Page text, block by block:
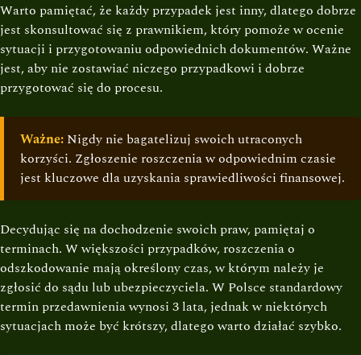
Warto pamiętać, że każdy przypadek jest inny, dlatego dobrze
jest skonsultować się z prawnikiem, który pomoże w ocenie
sytuacji i przygotowaniu odpowiednich dokumentów. Ważne
jest, aby nie zostawiać niczego przypadkowi i dobrze
przygotować się do procesu.
Ważne: Nigdy nie bagatelizuj swoich utraconych
korzyści. Zgłoszenie roszczenia w odpowiednim czasie
jest kluczowe dla uzyskania sprawiedliwości finansowej.
Decydując się na dochodzenie swoich praw, pamiętaj o
terminach. W większości przypadków, roszczenia o
odszkodowanie mają określony czas, w którym należy je
zgłosić do sądu lub ubezpieczyciela. W Polsce standardowy
termin przedawnienia wynosi 3 lata, jednak w niektórych
sytuacjach może być krótszy, dlatego warto działać szybko.